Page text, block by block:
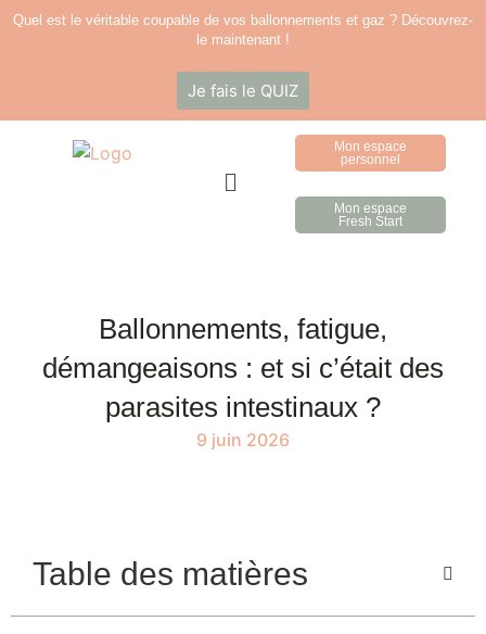
Quel est le véritable coupable de vos ballonnements et gaz ? Découvrez-
le maintenant !
Je fais le QUIZ
Mon espace
personnel
Mon espace
Fresh Start
Ballonnements, fatigue,
démangeaisons : et si c’était des
parasites intestinaux ?
9 juin 2026
Table des matières